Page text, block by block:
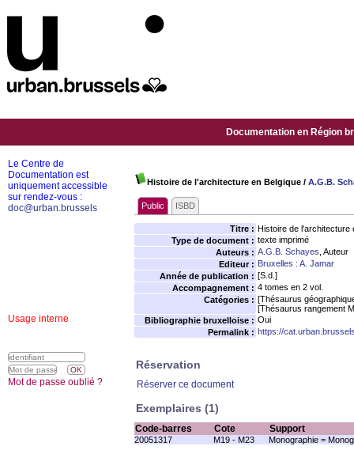
Documentation en Région
Histoire de l'architecture en Belgique / A.G.B.
Public ISBD
Titre : Histoire de l'architecture
Type de document : texte imprimé
Auteurs : A.G.B. Schayes , Auteur
Editeur : Bruxelles : A. Jamar
Année de publication : [S.d.]
Accompagnement : 4 tomes en 2 vol.
Catégories : [Thésaurus
[Thésaurus rangement
Bibliographie bruxelloise : Oui
Permalink : https://
Réservation
Réserver ce document
Exemplaires (1)
Code-barres Cote Support
20051317 M19 - M23 Monographie =
Le Centre de
Documentation est
uniquement accessible
sur rendez-vous :
doc@urban.brussels
Usage interne
Mot de passe oublié ?